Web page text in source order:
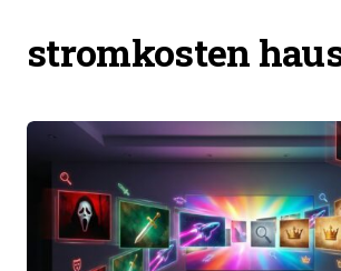
stromkosten